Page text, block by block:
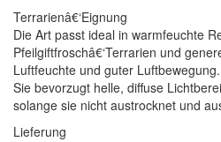
Terrarienâ€‘Eignung
Die Art passt ideal in warmfeuchte
Pfeilgiftfroschâ€‘Terrarien und
Luftfeuchte und guter Luftbewegung.
Sie bevorzugt helle, diffuse
solange sie nicht austrocknet und
Lieferung